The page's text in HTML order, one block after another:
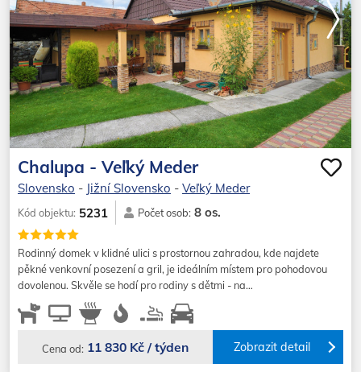
Chalupa - Veľký Meder
Slovensko - Jižní Slovensko - Veľký Meder
Kód objektu: 5231 Počet osob: 8 os.
Rodinný domek v klidné ulici s prostornou zahradou, kde najdete
pěkné venkovní posezení a gril, je ideálním místem pro pohodovou
dovolenou. Skvěle se hodí pro rodiny s dětmi - na…
Cena od: 11 830 Kč / týden Zobrazit detail